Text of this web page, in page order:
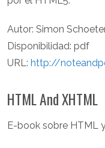
Autor: Simon
Disponibilidad: pdf
URL: http://
HTML And XHTML
E-book sobre HTML